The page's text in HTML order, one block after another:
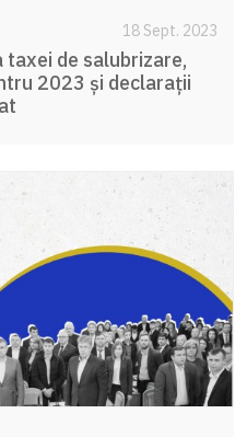
18 Sept. 2023
taxei de salubrizare,
2023 și declarații